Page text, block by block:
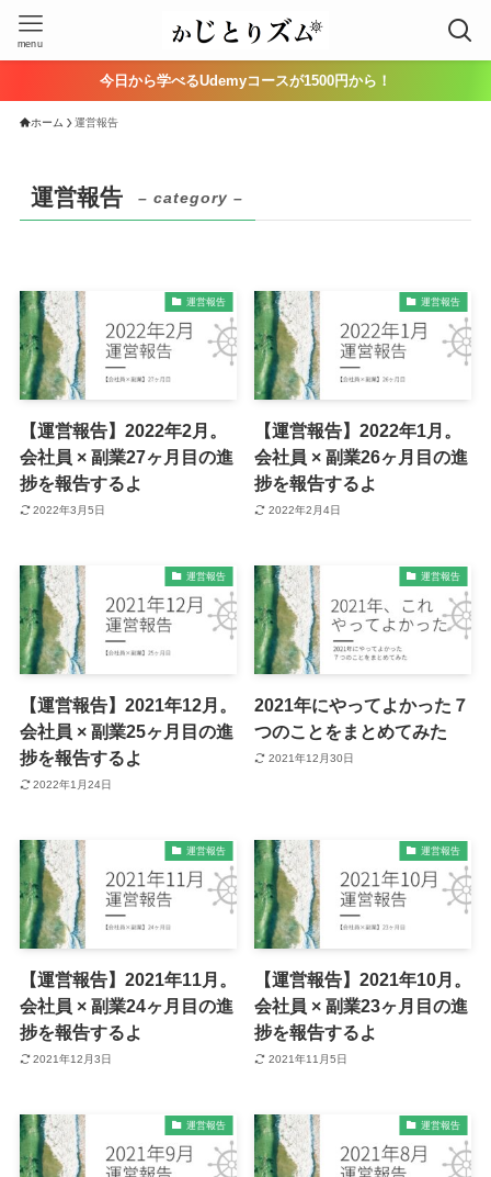
menu
今日から学べるUdemyコースが1500円から！
ホーム 運営報告
運営報告 – category –
運営報告
【運営報告】2022年2月。
会社員 × 副業27ヶ月目の進
捗を報告するよ
2022年3月5日
運営報告
【運営報告】2022年1月。
会社員 × 副業26ヶ月目の進
捗を報告するよ
2022年2月4日
運営報告
【運営報告】2021年12月。
会社員 × 副業25ヶ月目の進
捗を報告するよ
2022年1月24日
運営報告
2021年にやってよかった７
つのことをまとめてみた
2021年12月30日
運営報告
【運営報告】2021年11月。
会社員 × 副業24ヶ月目の進
捗を報告するよ
2021年12月3日
運営報告
【運営報告】2021年10月。
会社員 × 副業23ヶ月目の進
捗を報告するよ
2021年11月5日
運営報告 運営報告